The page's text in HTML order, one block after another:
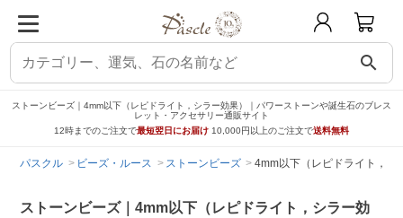
search
ストーンビーズ｜4mm以下（レピドライト，シラー効果）｜パワーストーンや誕生石のブレス
レット・アクセサリー通販サイト
12時までのご注文で最短翌日にお届け 10,000円以上のご注文で送料無料
パスクル ビーズ・ルース ストーンビーズ 4mm以下（レピドライト，シ
ストーンビーズ｜4mm以下（レピドライト，シラー効